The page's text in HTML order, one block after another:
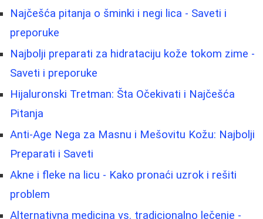
Najčešća pitanja o šminki i negi lica - Saveti i
preporuke
Najbolji preparati za hidrataciju kože tokom zime -
Saveti i preporuke
Hijaluronski Tretman: Šta Očekivati i Najčešća
Pitanja
Anti-Age Nega za Masnu i Mešovitu Kožu: Najbolji
Preparati i Saveti
Akne i fleke na licu - Kako pronaći uzrok i rešiti
problem
Alternativna medicina vs. tradicionalno lečenje -